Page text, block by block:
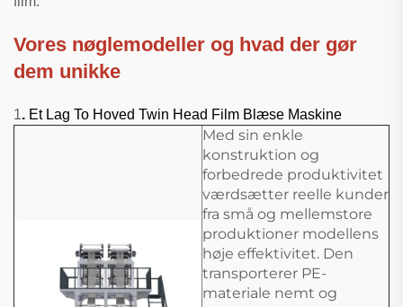
Vores nøglemodeller og hvad der gør
dem unikke
1. Et Lag To Hoved Twin Head Film Blæse Maskine
Med sin enkle
konstruktion og
forbedrede produktivitet
værdsætter reelle kunder
fra små og mellemstore
produktioner modellens
høje effektivitet. Den
transporterer PE-
materiale nemt og